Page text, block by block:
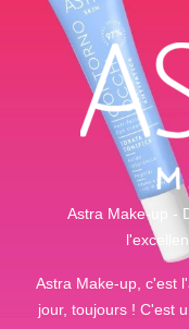
Astra Make-up -
Astra Make-up, c'est
jour, toujours ! C'est